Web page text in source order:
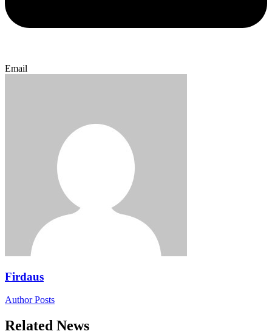
Email
Firdaus
Author Posts
Related News